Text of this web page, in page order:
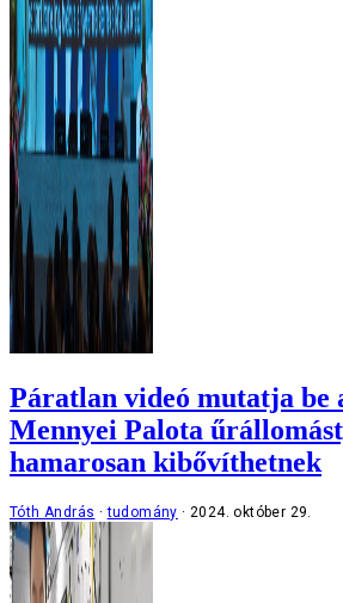
Páratlan videó mutatja be
Mennyei Palota
hamarosan kibővíthetnek
Tóth András tudomány 2024. október 29.